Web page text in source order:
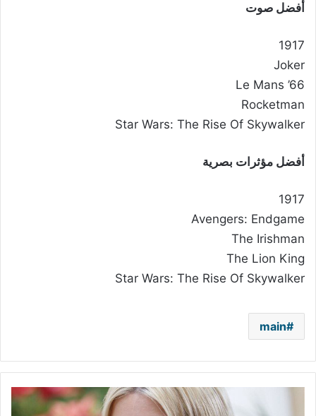
أفضل صوت
1917
Joker
Le Mans ’66
Rocketman
Star Wars: The Rise Of Skywalker
أفضل مؤثرات بصرية
1917
Avengers: Endgame
The Irishman
The Lion King
Star Wars: The Rise Of Skywalker
main